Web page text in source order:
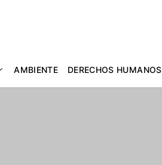
AMBIENTE DERECHOS HUMANOS